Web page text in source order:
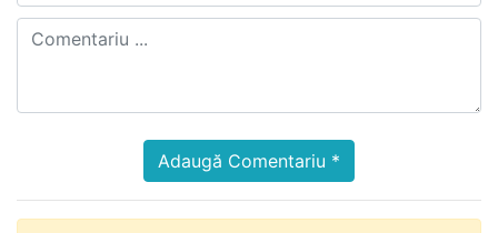
Adaugă Comentariu *